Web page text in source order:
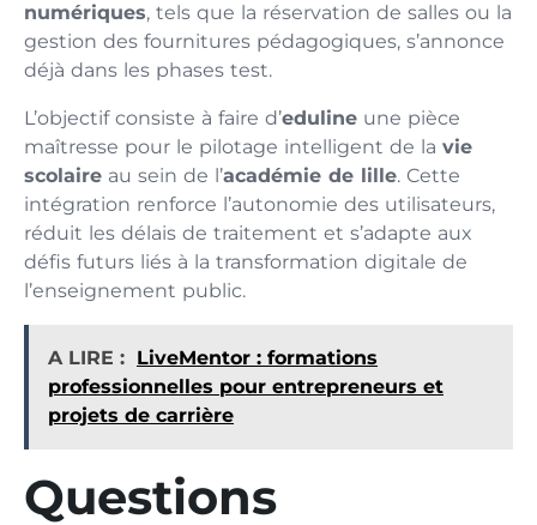
numériques, tels que la réservation de salles ou la
gestion des fournitures pédagogiques, s’annonce
déjà dans les phases test.
L’objectif consiste à faire d’eduline une pièce
maîtresse pour le pilotage intelligent de la vie
scolaire au sein de l’académie de lille. Cette
intégration renforce l’autonomie des utilisateurs,
réduit les délais de traitement et s’adapte aux
défis futurs liés à la transformation digitale de
l’enseignement public.
A LIRE : LiveMentor : formations
professionnelles pour entrepreneurs et
projets de carrière
Questions